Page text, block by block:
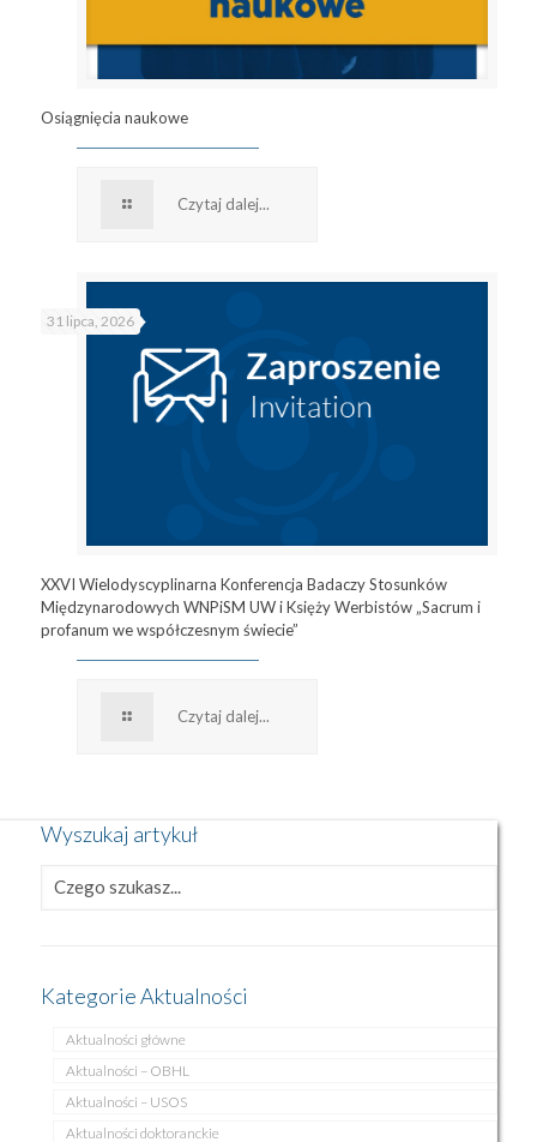
Osiągnięcia naukowe
Czytaj dalej...
31 lipca, 2026
XXVI Wielodyscyplinarna Konferencja Badaczy Stosunków
Międzynarodowych WNPiSM UW i Księży Werbistów „Sacrum i
profanum we współczesnym świecie”
Czytaj dalej...
Wyszukaj artykuł
Kategorie Aktualności
Aktualności główne
Aktualności – OBHL
Aktualności – USOS
Aktualności doktoranckie